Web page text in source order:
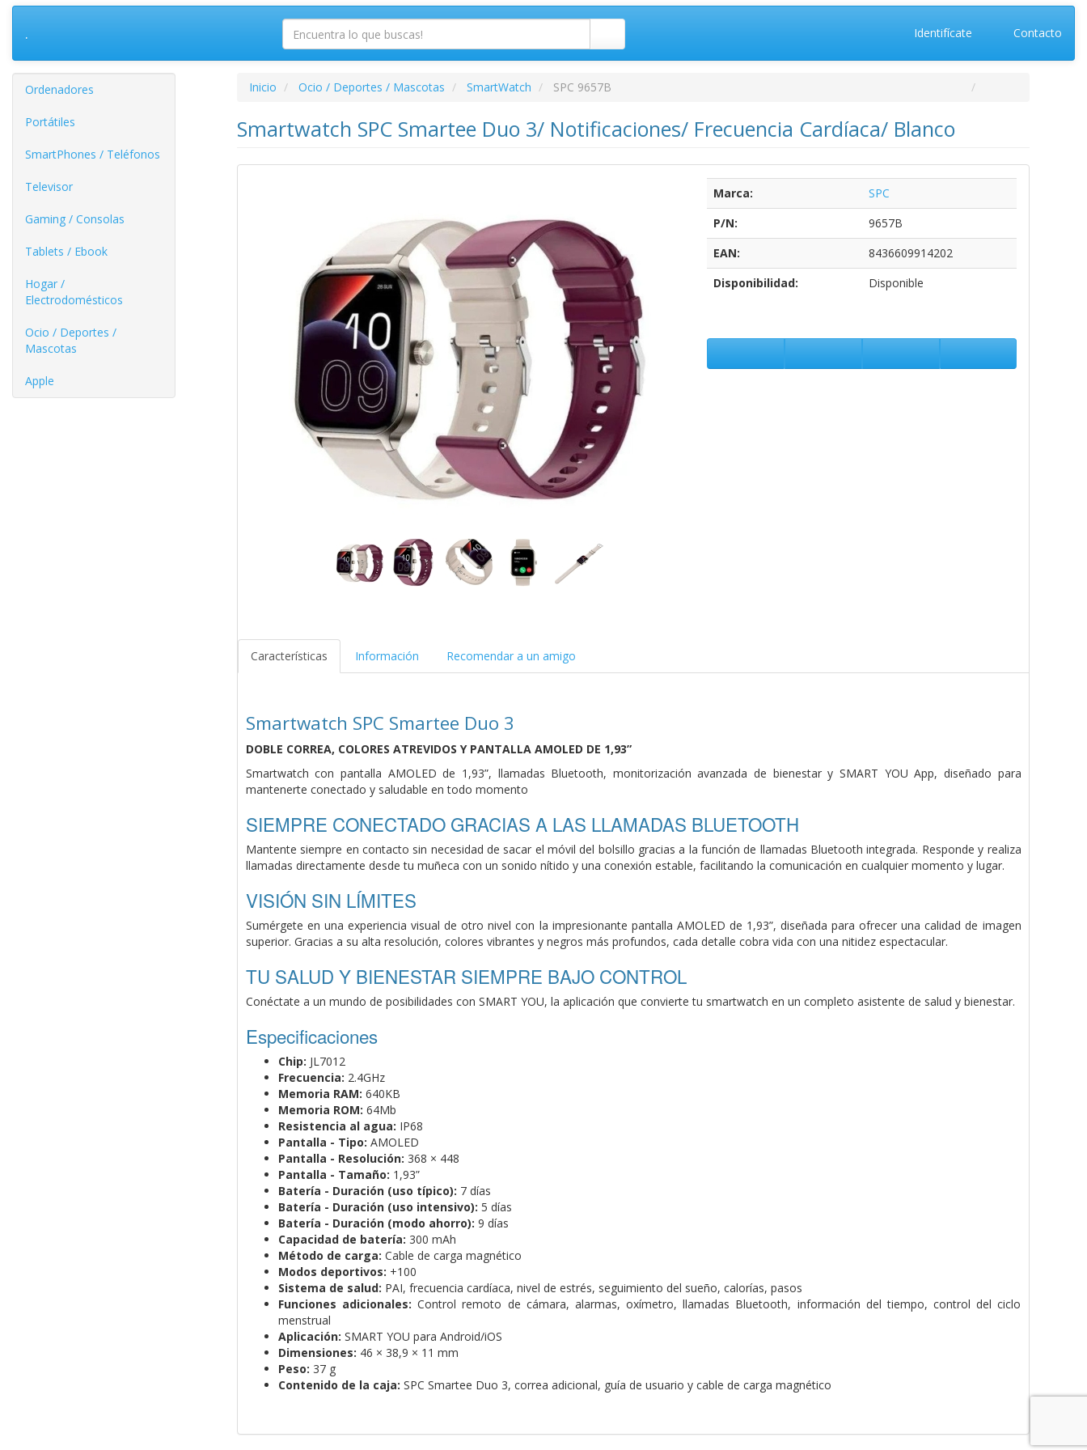
. Identifícate Contacto
Ordenadores
Portátiles
SmartPhones / Teléfonos
Televisor
Gaming / Consolas
Tablets / Ebook
Hogar /
Electrodomésticos
Ocio / Deportes /
Mascotas
Apple
Inicio Ocio / Deportes / Mascotas SmartWatch SPC 9657B
Smartwatch SPC Smartee Duo 3/ Notificaciones/ Frecuencia Cardíaca/ Blanco
Marca:
SPC
P/N:
9657B
EAN:
8436609914202
Disponibilidad:
Disponible
Características Información Recomendar a un amigo
Smartwatch SPC Smartee Duo 3
DOBLE CORREA, COLORES ATREVIDOS Y PANTALLA AMOLED DE 1,93”
Smartwatch con pantalla AMOLED de 1,93”, llamadas Bluetooth, monitorización avanzada de bienestar y SMART YOU App, diseñado para
mantenerte conectado y saludable en todo momento
SIEMPRE CONECTADO GRACIAS A LAS LLAMADAS BLUETOOTH
Mantente siempre en contacto sin necesidad de sacar el móvil del bolsillo gracias a la función de llamadas Bluetoothintegrada. Responde y realiza
llamadas directamente desde tu muñeca con un sonido nítido y una conexión estable, facilitando la comunicación en cualquier momento y lugar.
VISIÓN SIN LÍMITES
Sumérgete en una experiencia visual deotro nivel con la impresionante pantalla AMOLED de 1,93”, diseñada para ofreceruna calidad de imagen
superior. Gracias a su alta resolución, colores vibrantes y negros más profundos, cada detalle cobra vida con una nitidez espectacular.
TU SALUD Y BIENESTAR SIEMPRE BAJO CONTROL
Conéctate a un mundo de posibilidades con SMART YOU, la aplicación que convierte tu smartwatch en un completo asistente de salud y bienestar.
Especificaciones
Chip: JL7012
Frecuencia: 2.4GHz
Memoria RAM: 640KB
Memoria ROM: 64Mb
Resistencia al agua: IP68
Pantalla - Tipo: AMOLED
Pantalla - Resolución: 368 × 448
Pantalla - Tamaño: 1,93”
Batería - Duración (uso típico): 7 días
Batería - Duración (uso intensivo): 5 días
Batería - Duración (modo ahorro): 9 días
Capacidad de batería: 300 mAh
Método de carga: Cable de carga magnético
Modos deportivos: +100
Sistema de salud: PAI, frecuencia cardíaca, nivel de estrés, seguimiento del sueño, calorías, pasos
Funciones adicionales: Control remoto de cámara, alarmas, oxímetro, llamadas Bluetooth, información del tiempo, control del ciclo
menstrual
Aplicación: SMART YOU para Android/iOS
Dimensiones: 46 × 38,9 × 11 mm
Peso: 37 g
Contenido de la caja: SPC Smartee Duo 3, correa adicional, guía de usuario y cable de carga magnético